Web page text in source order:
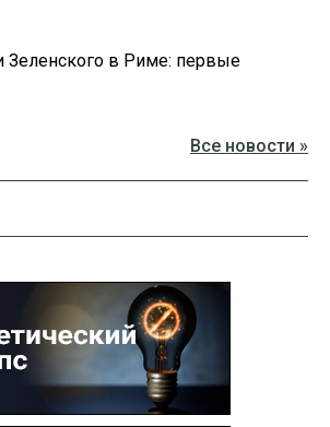
Зеленского в Риме: первые
Все новости »